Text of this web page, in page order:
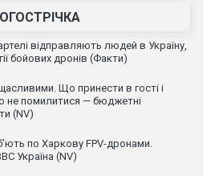
відправляють людей в Україну,
бойових дронів (Факти)
Що принести в гості і
не помилитися — бюджетні
(NV)
по Харкову FPV-дронами.
Україна (NV)